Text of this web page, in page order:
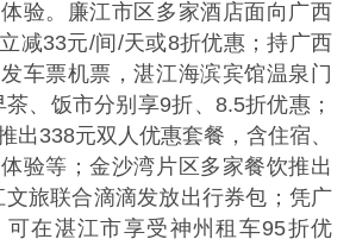
验。廉江市区多家酒店面向广西
减33元/间/天或8折优惠；持广西
车票机票，湛江海滨宾馆温泉门
、饭市分别享9折、8.5折优惠；
出338元双人优惠套餐，含住宿、
验等；金沙湾片区多家餐饮推出
旅联合滴滴发放出行券包；凭广
在湛江市享受神州租车95折优